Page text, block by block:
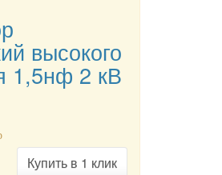
высокого
1,5нф 2 кВ
Купить в 1 клик